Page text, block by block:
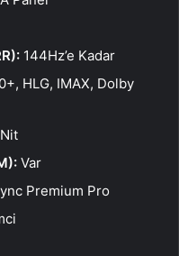
144Hz’e Kadar
HLG, IMAX, Dolby
Var
Premium Pro